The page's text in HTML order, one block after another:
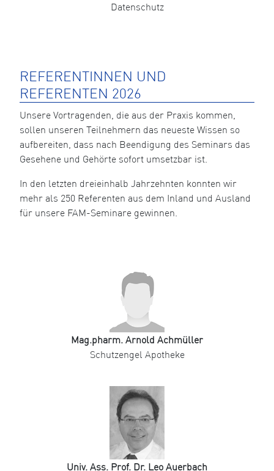
Datenschutz
REFERENTINNEN UND
REFERENTEN 2026
Unsere Vortragenden, die aus der Praxis kommen,
sollen unseren Teilnehmern das neueste Wissen so
aufbereiten, dass nach Beendigung des Seminars das
Gesehene und Gehörte sofort umsetzbar ist.
In den letzten dreieinhalb Jahrzehnten konnten wir
mehr als 250 Referenten aus dem Inland und Ausland
für unsere FAM-Seminare gewinnen.
Mag.pharm. Arnold Achmüller
Schutzengel Apotheke
Univ. Ass. Prof. Dr. Leo Auerbach